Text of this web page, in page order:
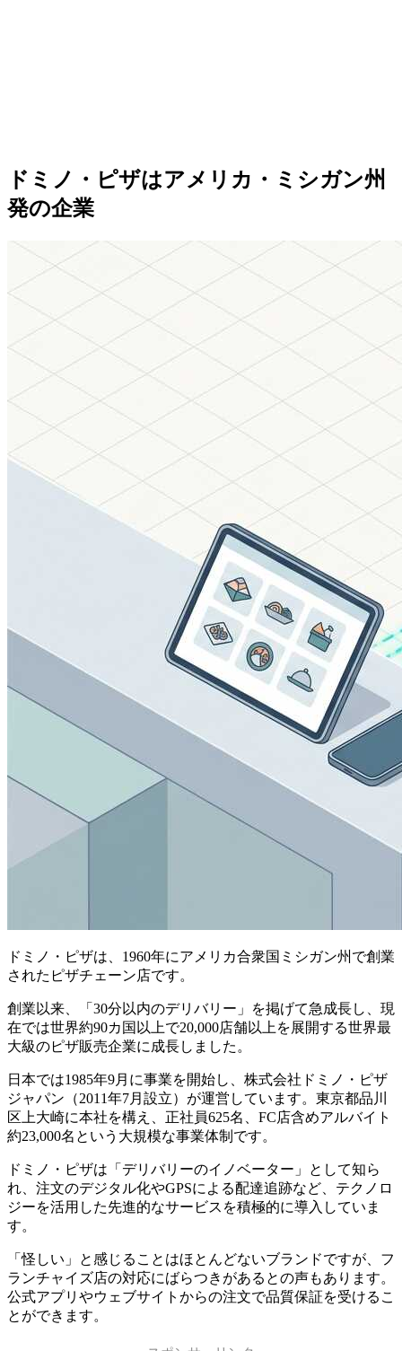
ドミノ・ピザはアメリカ・ミシガン州
発の企業
ドミノ・ピザは、1960年にアメリカ合衆国ミシガン州で創業
されたピザチェーン店です。
創業以来、「30分以内のデリバリー」を掲げて急成長し、現
在では世界約90カ国以上で20,000店舗以上を展開する世界最
大級のピザ販売企業に成長しました。
日本では1985年9月に事業を開始し、株式会社ドミノ・ピザ
ジャパン（2011年7月設立）が運営しています。東京都品川
区上大崎に本社を構え、正社員625名、FC店含めアルバイト
約23,000名という大規模な事業体制です。
ドミノ・ピザは「デリバリーのイノベーター」として知ら
れ、注文のデジタル化やGPSによる配達追跡など、テクノロ
ジーを活用した先進的なサービスを積極的に導入していま
す。
「怪しい」と感じることはほとんどないブランドですが、フ
ランチャイズ店の対応にばらつきがあるとの声もあります。
公式アプリやウェブサイトからの注文で品質保証を受けるこ
とができます。